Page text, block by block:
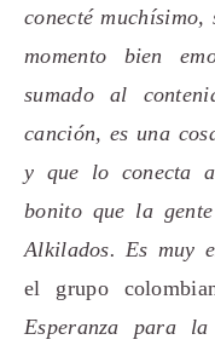
conecté
momento bien
sumado al
canción, es una
y que lo conecta
bonito que la
Alkilados. Es muy
el grupo
Esperanza para